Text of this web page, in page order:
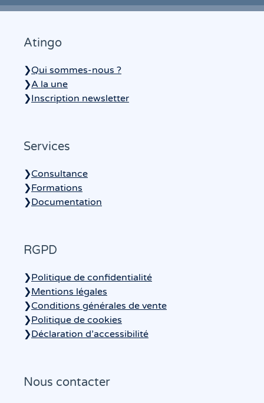
Atingo
❯Qui sommes-nous ?
❯A la une
❯Inscription newsletter
Services
❯Consultance
❯Formations
❯Documentation
RGPD
❯Politique de confidentialité
❯Mentions légales
❯Conditions générales de vente
❯Politique de cookies
❯Déclaration d’accessibilité
Nous contacter